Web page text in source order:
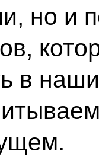
но и
в